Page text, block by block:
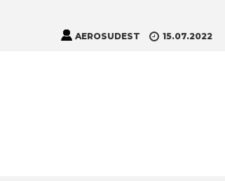
AEROSUDEST 15.07.2022